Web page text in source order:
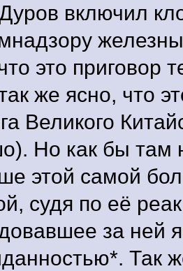
включил
это приговор
же ясно, что
Великого
Но как бы там
этой самой
судя по её
за ней
Так